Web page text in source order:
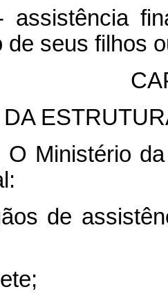
de seus filhos
DA
O Ministério